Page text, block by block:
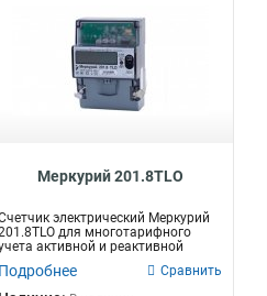
Меркурий 201.8TLO
электрический Меркурий
для многотарифного
активной и реактивной
электрич...
Подробнее Сравнить